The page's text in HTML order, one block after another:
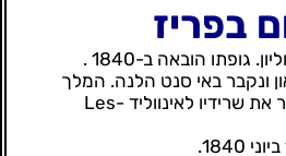
בפריז
גופתו הובאה ב-1840 .
ונקבר באי סנט הלנה. המלך
לואי-פיליפ מחליט להעביר את שרידיו לאינווליד -Les